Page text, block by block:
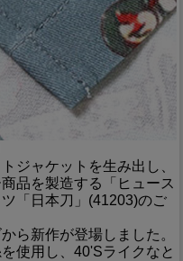
ジャケットを生み出し、
品を製造する「ヒュース
「日本刀」(41203)のご
ら新作が登場しました。
使用し、40'Sライクなと